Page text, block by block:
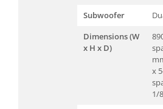
Subwoofer
Dimensions (W
x H x D)
x
1/